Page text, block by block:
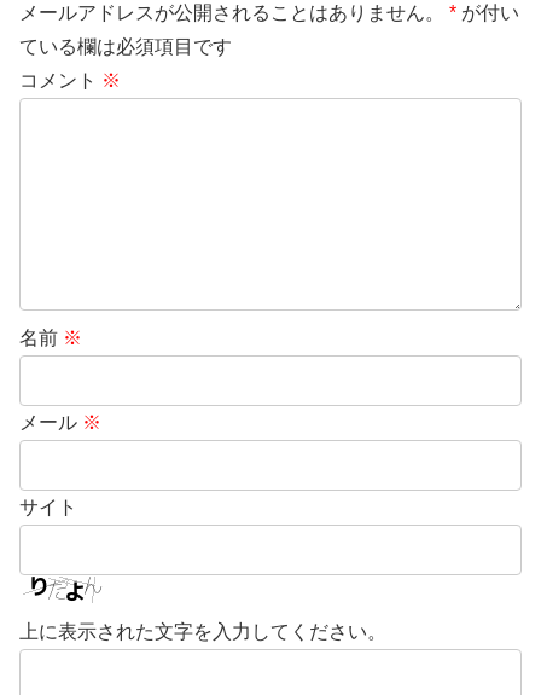
メールアドレスが公開されることはありません。 * が付い
ている欄は必須項目です
コメント ※
名前 ※
メール ※
サイト
上に表示された文字を入力してください。